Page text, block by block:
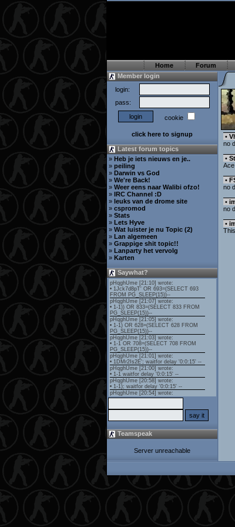
Home Forum
Member login
login:
pass:
cookie
click here to signup
Latest forum topics
» Heb je iets nieuws en je..
» peiling
» Darwin vs God
» We're Back!
» Weer eens naar Walibi ofzo!
» IRC Channel :D
» leuks van de drome site
» cspromod
» Stats
» Lets Hyve
» Wat luister je nu Topic (2)
» Lan algemeen
» Grappige shit topic!!
» Lanparty het vervolg
» Karten
Saywhat?
Teamspeak
Server unreachable
•
no
•
•
no
•
no
•